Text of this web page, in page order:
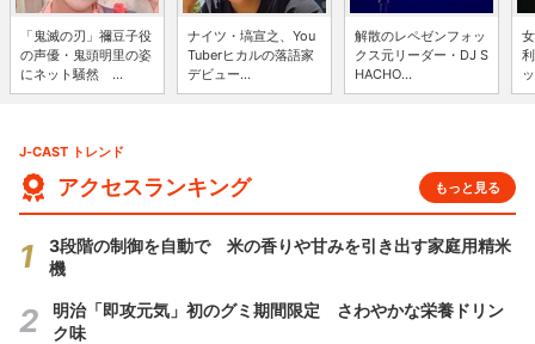
「鬼滅の刃」禰豆子役
の声優・鬼頭明里の姿
にネット騒然 ...
ナイツ・塙宣之、You
Tuberヒカルの落語家
デビュー...
解散のレペゼンフォッ
クス元リーダー・DJ S
HACHO...
J-CAST トレンド
アクセスランキング もっと見る
3段階の制御を自動で 米の香りや甘みを引き出す家庭用精米
機
明治「即攻元気」初のグミ期間限定 さわやかな栄養ドリン
ク味